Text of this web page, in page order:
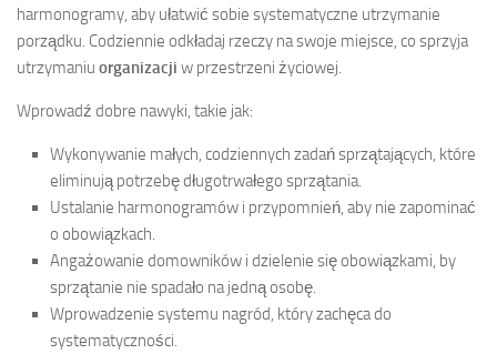
harmonogramy, aby ułatwić sobie systematyczne utrzymanie
porządku. Codziennie odkładaj rzeczy na swoje miejsce, co sprzyja
utrzymaniu organizacji w przestrzeni życiowej.
Wprowadź dobre nawyki, takie jak:
Wykonywanie małych, codziennych zadań sprzątających, które
eliminują potrzebę długotrwałego sprzątania.
Ustalanie harmonogramów i przypomnień, aby nie zapominać
o obowiązkach.
Angażowanie domowników i dzielenie się obowiązkami, by
sprzątanie nie spadało na jedną osobę.
Wprowadzenie systemu nagród, który zachęca do
systematyczności.